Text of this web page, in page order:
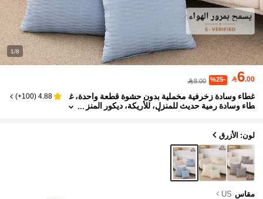
1/8
6.00
%25-
8.00
غطاء وسادة زخرفية مخملية بدون حشوة قطعة واحدة، غ
طاء وسادة رمية حديث للمنزل، للأريكة، ديكور المنز
ة النوم، سيارة صغيرة
4.88
(
100+
)
لون: الأزرق
مقاس US